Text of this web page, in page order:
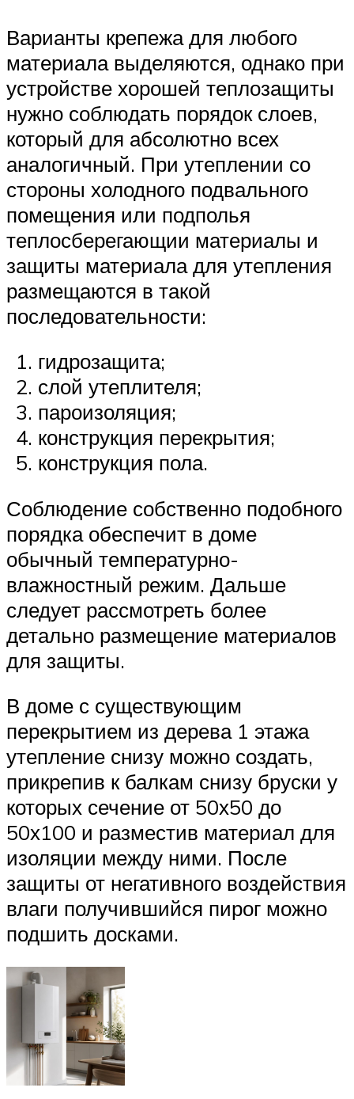
Варианты крепежа для любого
материала выделяются, однако при
устройстве хорошей теплозащиты
нужно соблюдать порядок слоев,
который для абсолютно всех
аналогичный. При утеплении со
стороны холодного подвального
помещения или подполья
теплосберегающии материалы и
защиты материала для утепления
размещаются в такой
последовательности:
гидрозащита;
слой утеплителя;
пароизоляция;
конструкция перекрытия;
конструкция пола.
Соблюдение собственно подобного
порядка обеспечит в доме
обычный температурно-
влажностный режим. Дальше
следует рассмотреть более
детально размещение материалов
для защиты.
В доме с существующим
перекрытием из дерева 1 этажа
утепление снизу можно создать,
прикрепив к балкам снизу бруски у
которых сечение от 50х50 до
50х100 и разместив материал для
изоляции между ними. После
защиты от негативного воздействия
влаги получившийся пирог можно
подшить досками.